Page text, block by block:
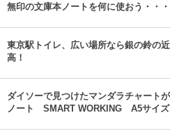
無印の文庫本ノートを何に使おう・・・
東京駅トイレ、広い場所なら銀の鈴の
高！
ダイソーで見つけたマンダラチャート
ノート SMART WORKING A5サイズ